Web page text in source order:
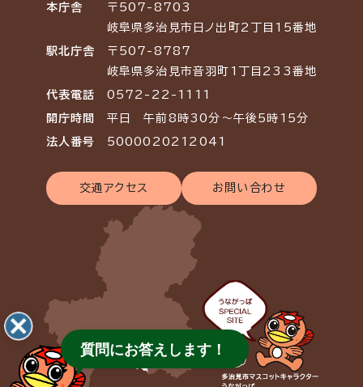
本庁舎
〒507-8703
岐阜県多治見市日ノ出町2丁目15番地
駅北庁舎
〒507-8787
岐阜県多治見市音羽町1丁目233番地
代表電話 0572-22-1111
開庁時間 平日 午前8時30分～午後5時15分
法人番号 5000020212041
交通アクセス お問い合わせ
質問にお答えします！